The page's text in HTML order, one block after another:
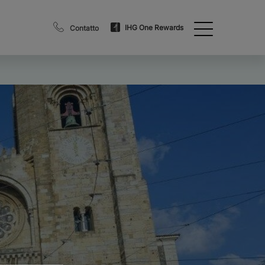
Contatto IHG One Rewards